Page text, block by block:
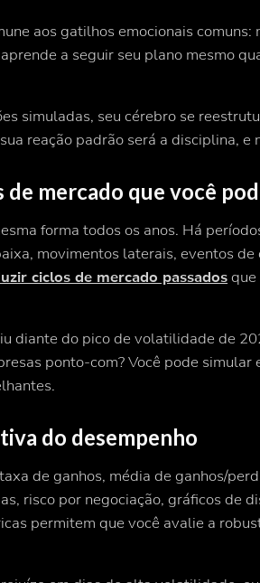
aos gatilhos emocionais comuns:
a seguir seu plano mesmo
simuladas, seu cérebro se
reação padrão será a disciplina, e
de mercado que você
forma todos os anos. Há
movimentos laterais, eventos de
ciclos de mercado passadosque
diante do pico de volatilidade de
ponto-com? Você pode simular
do desempenho
de ganhos, média de ganhos/
risco por negociação, gráficos de
permitem que você avalie a